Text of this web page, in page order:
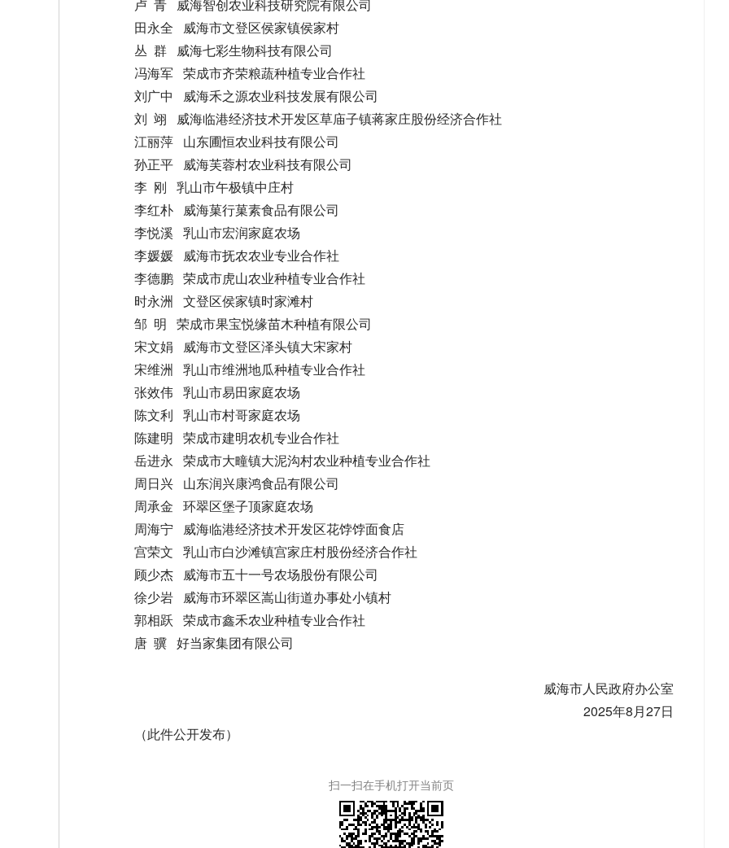
卢 青 威海智创农业科技研究院有限公司
田永全 威海市文登区侯家镇侯家村
丛 群 威海七彩生物科技有限公司
冯海军 荣成市齐荣粮蔬种植专业合作社
刘广中 威海禾之源农业科技发展有限公司
刘 翊 威海临港经济技术开发区草庙子镇蒋家庄股份经济合作社
江丽萍 山东圃恒农业科技有限公司
孙正平 威海芙蓉村农业科技有限公司
李 刚 乳山市午极镇中庄村
李红朴 威海菓行菓素食品有限公司
李悦溪 乳山市宏润家庭农场
李媛媛 威海市抚农农业专业合作社
李德鹏 荣成市虎山农业种植专业合作社
时永洲 文登区侯家镇时家滩村
邹 明 荣成市果宝悦缘苗木种植有限公司
宋文娟 威海市文登区泽头镇大宋家村
宋维洲 乳山市维洲地瓜种植专业合作社
张效伟 乳山市易田家庭农场
陈文利 乳山市村哥家庭农场
陈建明 荣成市建明农机专业合作社
岳进永 荣成市大疃镇大泥沟村农业种植专业合作社
周日兴 山东润兴康鸿食品有限公司
周承金 环翠区堡子顶家庭农场
周海宁 威海临港经济技术开发区花饽饽面食店
宫荣文 乳山市白沙滩镇宫家庄村股份经济合作社
顾少杰 威海市五十一号农场股份有限公司
徐少岩 威海市环翠区嵩山街道办事处小镇村
郭相跃 荣成市鑫禾农业种植专业合作社
唐 骥 好当家集团有限公司
威海市人民政府办公室
2025年8月27日
（此件公开发布）
扫一扫在手机打开当前页